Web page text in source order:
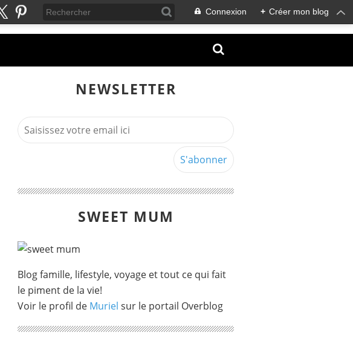
Connexion + Créer mon blog
NEWSLETTER
SWEET MUM
Blog famille, lifestyle, voyage et tout ce qui fait
le piment de la vie!
Voir le profil de Muriel sur le portail Overblog